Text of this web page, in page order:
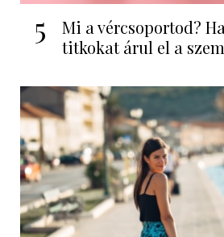
5
Mi a vércsoportod?
titkokat árul el a